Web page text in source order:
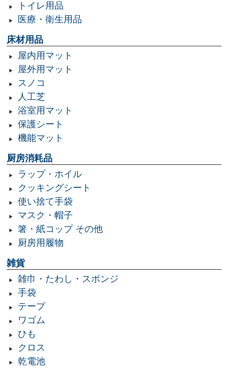
トイレ用品
医療・衛生用品
床材用品
屋内用マット
屋外用マット
スノコ
人工芝
浴室用マット
保護シート
機能マット
厨房消耗品
ラップ・ホイル
クッキングシート
使い捨て手袋
マスク・帽子
箸・紙コップ その他
厨房用履物
雑貨
雑巾・たわし・スポンジ
手袋
テープ
ワゴム
ひも
クロス
乾電池